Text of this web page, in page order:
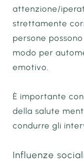
attenzione/
strettamente
persone
modo per
emotivo.
È importante
della salute
condurre gli
Influenze